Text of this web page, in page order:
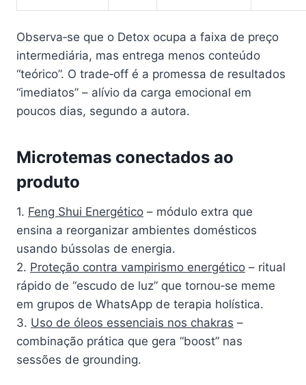
Observa‑se que o Detox ocupa a faixa de preço
intermediária, mas entrega menos conteúdo
“teórico”. O trade‑off é a promessa de resultados
“imediatos” – alívio da carga emocional em
poucos dias, segundo a autora.
Microtemas conectados ao
produto
1. Feng Shui Energético – módulo extra que
ensina a reorganizar ambientes domésticos
usando bússolas de energia.
2. Proteção contra vampirismo energético – ritual
rápido de “escudo de luz” que tornou‑se meme
em grupos de WhatsApp de terapia holística.
3. Uso de óleos essenciais nos chakras –
combinação prática que gera “boost” nas
sessões de grounding.